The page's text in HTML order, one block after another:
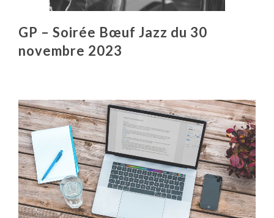
GP – Soirée Bœuf Jazz du 30
novembre 2023